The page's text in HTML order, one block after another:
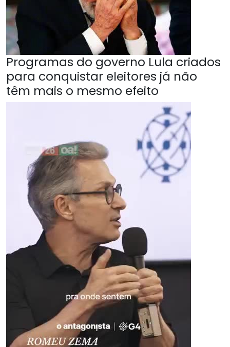
Programas do governo Lula criados
para conquistar eleitores já não
têm mais o mesmo efeito